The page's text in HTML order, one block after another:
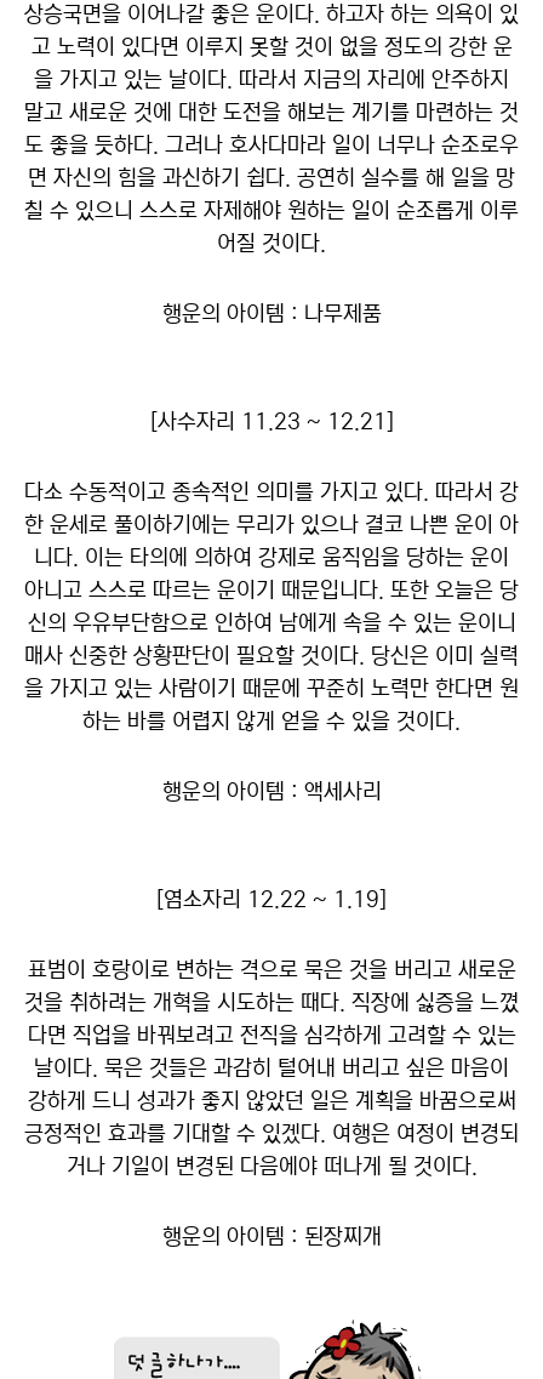
상승국면을 이어나갈 좋은 운이다. 하고자 하는 의욕이 있
고 노력이 있다면 이루지 못할 것이 없을 정도의 강한 운
을 가지고 있는 날이다. 따라서 지금의 자리에 안주하지
말고 새로운 것에 대한 도전을 해보는 계기를 마련하는 것
도 좋을 듯하다. 그러나 호사다마라 일이 너무나 순조로우
면 자신의 힘을 과신하기 쉽다. 공연히 실수를 해 일을 망
칠 수 있으니 스스로 자제해야 원하는 일이 순조롭게 이루
어질 것이다.
행운의 아이템 : 나무제품
[사수자리 11.23 ~ 12.21]
다소 수동적이고 종속적인 의미를 가지고 있다. 따라서 강
한 운세로 풀이하기에는 무리가 있으나 결코 나쁜 운이 아
니다. 이는 타의에 의하여 강제로 움직임을 당하는 운이
아니고 스스로 따르는 운이기 때문입니다. 또한 오늘은 당
신의 우유부단함으로 인하여 남에게 속을 수 있는 운이니
매사 신중한 상황판단이 필요할 것이다. 당신은 이미 실력
을 가지고 있는 사람이기 때문에 꾸준히 노력만 한다면 원
하는 바를 어렵지 않게 얻을 수 있을 것이다.
행운의 아이템 : 액세사리
[염소자리 12.22 ~ 1.19]
표범이 호랑이로 변하는 격으로 묵은 것을 버리고 새로운
것을 취하려는 개혁을 시도하는 때다. 직장에 싫증을 느꼈
다면 직업을 바꿔보려고 전직을 심각하게 고려할 수 있는
날이다. 묵은 것들은 과감히 털어내 버리고 싶은 마음이
강하게 드니 성과가 좋지 않았던 일은 계획을 바꿈으로써
긍정적인 효과를 기대할 수 있겠다. 여행은 여정이 변경되
거나 기일이 변경된 다음에야 떠나게 될 것이다.
행운의 아이템 : 된장찌개